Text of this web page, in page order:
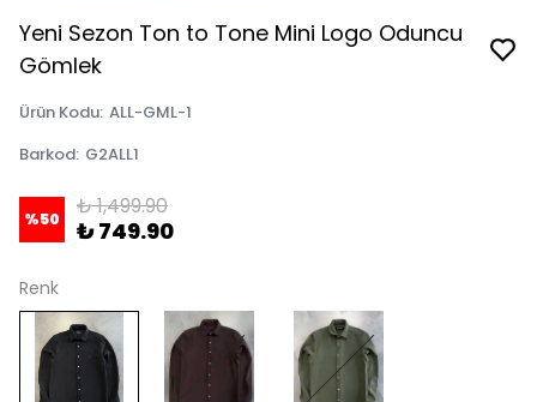
Yeni Sezon Ton to Tone Mini Logo Oduncu
Gömlek
Ürün Kodu: ALL-GML-1
Barkod: G2ALL1
%50 ₺ 1,499.90
₺ 749.90
Renk